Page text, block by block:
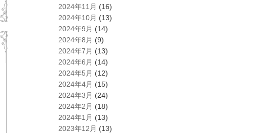
2024年11月 (16)
2024年10月 (13)
2024年9月 (14)
2024年8月 (9)
2024年7月 (13)
2024年6月 (14)
2024年5月 (12)
2024年4月 (15)
2024年3月 (24)
2024年2月 (18)
2024年1月 (13)
2023年12月 (13)